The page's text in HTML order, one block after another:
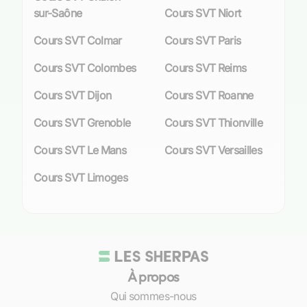
d’optimiser leur performance académique.
Bénéfices pédagogiques des cours particuliers
Les avantages pédagogiques liés à
l’accompagnement individualisé en SVT sont
multiples. Les professeurs particuliers, grâce à
didactique qui valorise le
raisonnement
scientifiqueet l’autonomie intellectuelle
aident les élèves à :
comprendre et interpréter les phénomènes
biologiques et géologiques ;
consolider leurs méthodes d’apprentissage
pour une mémorisation efficace ;
sur-Saône
Cours SVT Colmar
Cours SVT Colombes
Cours SVT Dijon
Cours SVT Grenoble
Cours SVT Le Mans
Cours SVT Limoges
Cours SVT Niort
Cours SVT Paris
Cours SVT Reims
Cours SVT Roanne
Cours SVT Thionville
Cours SVT Versailles
À propos
Qui sommes-nous